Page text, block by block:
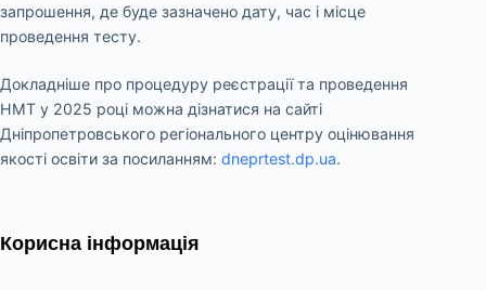
запрошення, де буде зазначено дату, час і місце
проведення тесту.
Докладніше про процедуру реєстрації та проведення
НМТ у 2025 році можна дізнатися на сайті
Дніпропетровського регіонального центру оцінювання
якості освіти за посиланням: dneprtest.dp.ua.
Корисна інформація